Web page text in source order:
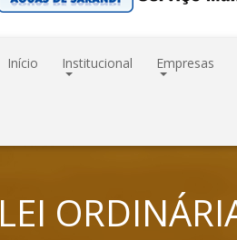
Início Institucional Empresas
LEI